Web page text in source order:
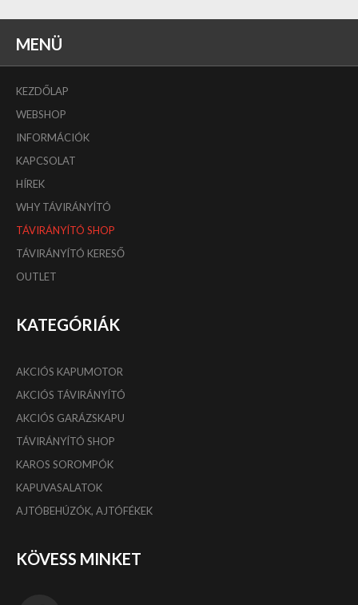
MENÜ
KEZDŐLAP
WEBSHOP
INFORMÁCIÓK
KAPCSOLAT
HÍREK
WHY TÁVIRÁNYÍTÓ
TÁVIRÁNYÍTÓ SHOP
TÁVIRÁNYÍTÓ KERESŐ
OUTLET
KATEGÓRIÁK
AKCIÓS KAPUMOTOR
AKCIÓS TÁVIRÁNYÍTÓ
AKCIÓS GARÁZSKAPU
TÁVIRÁNYÍTÓ SHOP
KAROS SOROMPÓK
KAPUVASALATOK
AJTÓBEHÚZÓK, AJTÓFÉKEK
KÖVESS MINKET